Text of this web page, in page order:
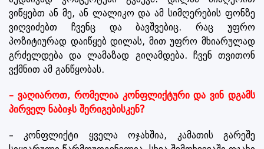
ვიწყებთ ან მე, ან ლალიკო და ამ სიმღერების ფონზე
ვიღვიძებთ ჩვენც და ბავშვებიც. რაც უფრო
პოზიტიურად დაიწყებ დილას, მით უფრო მხიარულად
გრძელდება და ლამაზად გიღამდება. ჩვენ თვითონ
ვქმნით ამ განწყობას.
– ვაღიაროთ, რომელია კონფლიქტური და ვინ დგამს
პირველ ნაბიჯს შერიგებისკენ?
– კონფლიქტი ყველა ოჯახშია, კამათის გარეშე